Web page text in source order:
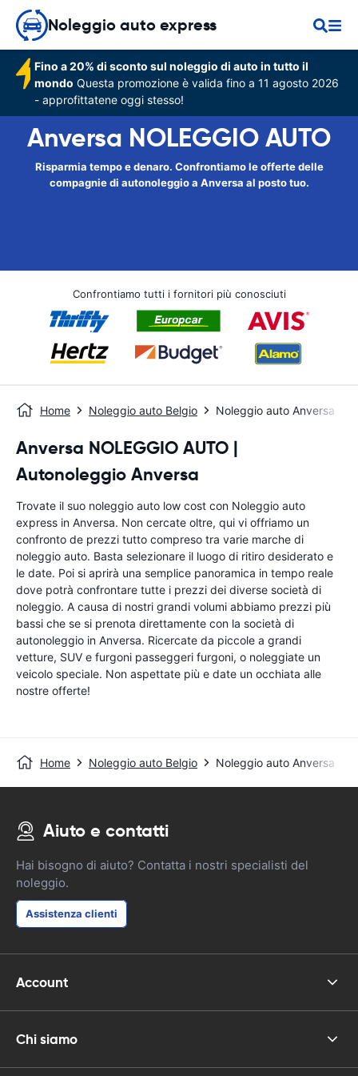
Noleggio auto express
Fino a 20% di sconto sul noleggio di auto in tutto il
mondo Questa promozione è valida fino a 11 agosto 2026
- approfittatene oggi stesso!
Anversa NOLEGGIO AUTO
Risparmia tempo e denaro. Confrontiamo le offerte delle
compagnie di autonoleggio a Anversa al posto tuo.
Confrontiamo tutti i fornitori più conosciuti
Home Noleggio auto Belgio Noleggio auto Anversa
Anversa NOLEGGIO AUTO |
Autonoleggio Anversa
Trovate il suo noleggio auto low cost con Noleggio auto
express in Anversa. Non cercate oltre, qui vi offriamo un
confronto de prezzi tutto compreso tra varie marche di
noleggio auto. Basta selezionare il luogo di ritiro desiderato e
le date. Poi si aprirà una semplice panoramica in tempo reale
dove potrà confrontare tutte i prezzi dei diverse società di
noleggio. A causa di nostri grandi volumi abbiamo prezzi più
bassi che se si prenota direttamente con la società di
autonoleggio in Anversa. Ricercate da piccole a grandi
vetture, SUV e furgoni passeggeri furgoni, o noleggiate un
veicolo speciale. Non aspettate più e date un occhiata alle
nostre offerte!
Home Noleggio auto Belgio Noleggio auto Anversa
Aiuto e contatti
Hai bisogno di aiuto? Contatta i nostri specialisti del
noleggio.
Assistenza clienti
Account
Chi siamo